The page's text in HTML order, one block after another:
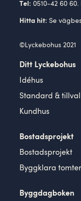
Tel: 0510-42 60 60.
Hitta hit: Se
©Lyckebohus 2021
Ditt Lyckebohus
Idéhus
Standard & tillval
Kundhus
Bostadsprojekt
Bostadsprojekt
Byggklara tomter
Byggdagboken